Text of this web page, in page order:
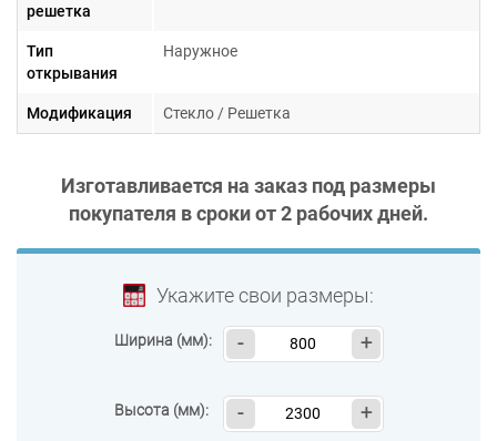
решетка
Тип
открывания
Наружное
Модификация Стекло / Решетка
Изготавливается на заказ под размеры
покупателя в сроки от2 рабочих дней.
Укажите свои размеры:
Ширина (мм): - +
Высота (мм): - +